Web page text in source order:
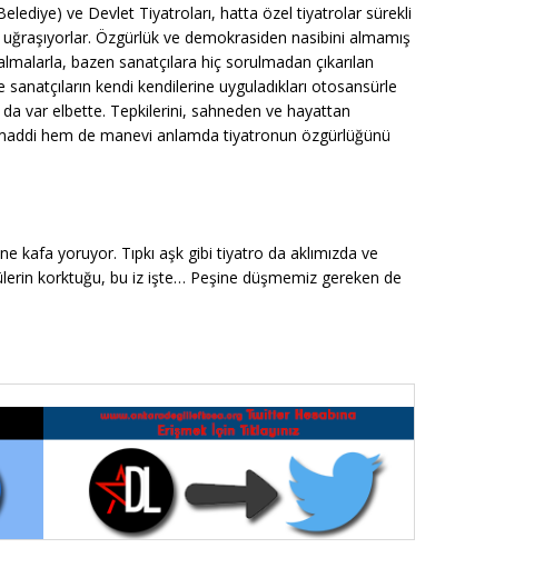
ve Devlet Tiyatroları, hatta özel tiyatrolar sürekli
Özgürlük ve demokrasiden nasibini almamış
bazen sanatçılara hiç sorulmadan çıkarılan
kendi kendilerine uyguladıkları otosansürle
var elbette. Tepkilerini, sahneden ve hayattan
hem de manevi anlamda tiyatronun özgürlüğünü
kafa yoruyor. Tıpkı aşk gibi tiyatro da aklımızda ve
korktuğu, bu iz işte… Peşine düşmemiz gereken de